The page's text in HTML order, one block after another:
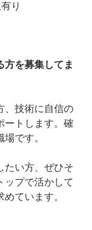
り
方を募集してま
、技術に自信の
ートします。確
です。
たい方、ぜひそ
ップで活かして
ています。